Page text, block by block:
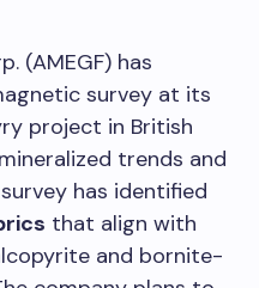
(AMEGF) has
survey at its
project in British
trends and
has identified
that align with
and bornite-